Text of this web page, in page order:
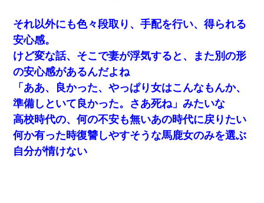
それ以外にも色々段取り、手配を行い、得られる
安心感。
けど変な話、そこで妻が浮気すると、また別の形
の安心感があるんだよね
「ああ、良かった、やっぱり女はこんなもんか、
準備しといて良かった。さあ死ね」みたいな
高校時代の、何の不安も無いあの時代に戻りたい
何か有った時復讐しやすそうな馬鹿女のみを選ぶ
自分が情けない